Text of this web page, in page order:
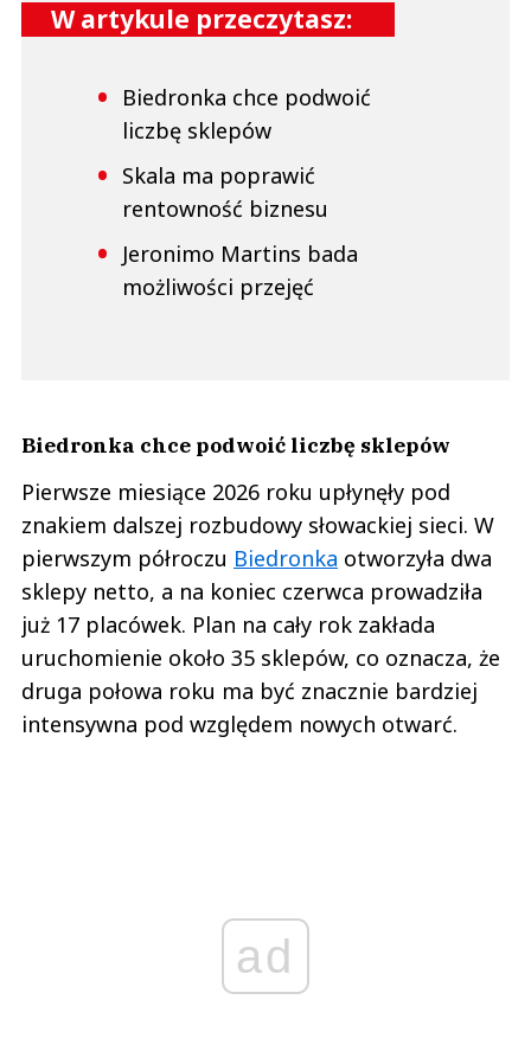
W artykule przeczytasz:
Biedronka chce podwoić
liczbę sklepów
Skala ma poprawić
rentowność biznesu
Jeronimo Martins bada
możliwości przejęć
Biedronka chce podwoić liczbę sklepów
Pierwsze miesiące 2026 roku upłynęły pod
znakiem dalszej rozbudowy słowackiej sieci. W
pierwszym półroczu Biedronka otworzyła dwa
sklepy netto, a na koniec czerwca prowadziła
już 17 placówek. Plan na cały rok zakłada
uruchomienie około 35 sklepów, co oznacza, że
druga połowa roku ma być znacznie bardziej
intensywna pod względem nowych otwarć.
ad